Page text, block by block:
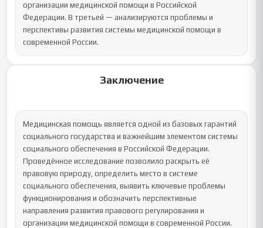
организации медицинской помощи в Российской
Федерации. В третьей — анализируются проблемы и
перспективы развития системы медицинской помощи в
современной России.
Заключение
Медицинская помощь является одной из базовых гарантий
социального государства и важнейшим элементом системы
социального обеспечения в Российской Федерации.
Проведённое исследование позволило раскрыть её
правовую природу, определить место в системе
социального обеспечения, выявить ключевые проблемы
функционирования и обозначить перспективные
направления развития правового регулирования и
организации медицинской помощи в современной России.